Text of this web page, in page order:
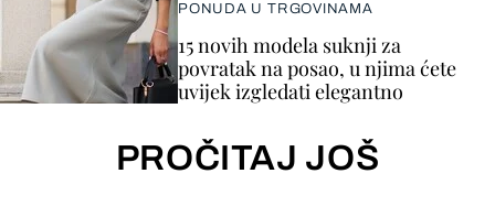
PONUDA U TRGOVINAMA
15 novih modela suknji za
povratak na posao, u njima ćete
uvijek izgledati elegantno
PROČITAJ JOŠ